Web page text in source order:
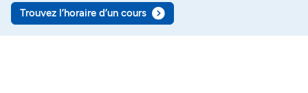
Trouvez l’horaire d’un cours